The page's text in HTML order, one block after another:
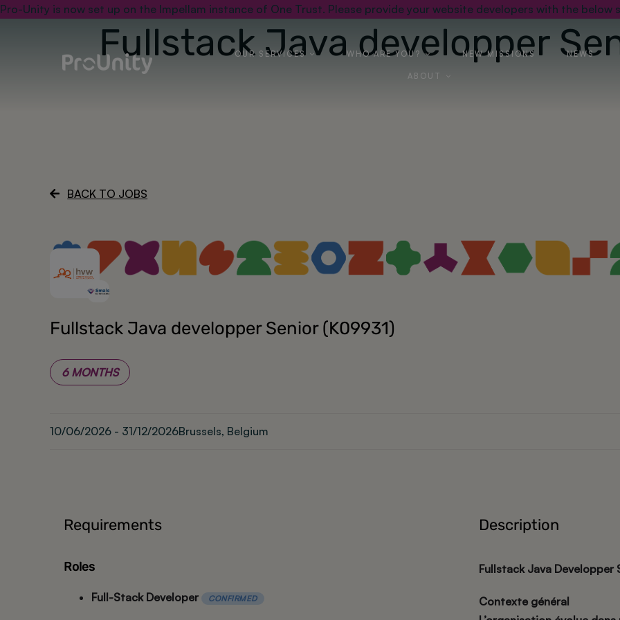
Pro-Unity is now set up on the Impellam instance of One Trust. Please provide your website developers with the
OUR SERVICES WHO ARE YOU? NEW MISSIONS NEWS
ABOUT
Fullstack Java developper
BACK TO JOBS
Fullstack Java developper Senior (K09931)
6 MONTHS
10/06/2026 - 31/12/2026Brussels, Belgium
Requirements
Roles
Full-Stack Developer CONFIRMED
Description
Fullstack Java Developper
Contexte général